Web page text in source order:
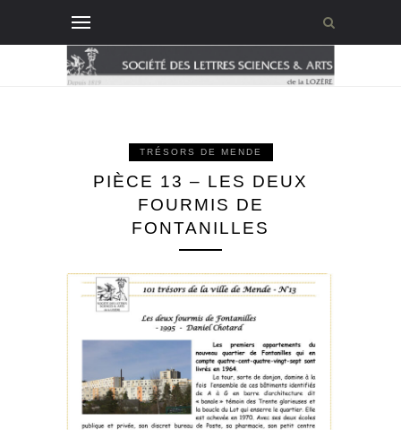
TRÉSORS DE MENDE
PIÈCE 13 – LES DEUX
FOURMIS DE
FONTANILLES